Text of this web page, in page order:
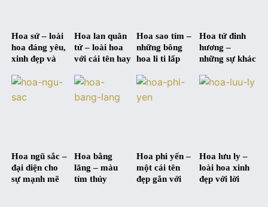
Hoa sứ – loài
hoa đáng yêu,
xinh đẹp và
Hoa lan quân
tử – loài hoa
với cái tên hay
nghĩa
Hoa sao tím –
những bông
hoa li ti lấp
sao
Hoa tử đinh
hương –
những sự khác
nghĩa giữa
Hoa ngũ sắc –
đại diện cho
sự mạnh mẽ
Hoa bằng
lăng – màu
tím thủy
Hoa phi yến –
một cái tên
đẹp gắn với
Hoa lưu ly –
loài hoa xinh
đẹp với lời